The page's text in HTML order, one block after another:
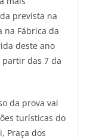
prevista na
na Fábrica da
deste ano
das 7 da
da prova vai
turísticas do
Praça dos